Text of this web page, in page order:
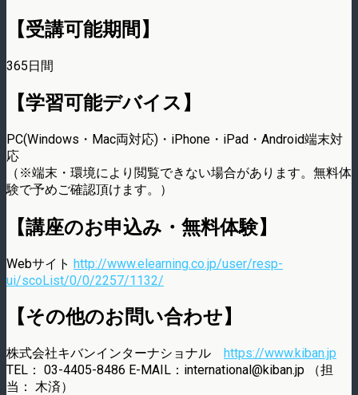
【受講可能期間】
365日間
【学習可能デバイス】
PC(Windows・Mac両対応)・iPhone・iPad・Android端末対
応
（※端末・環境により閲覧できない場合があります。無料体
験で予めご確認頂けます。）
【講座のお申込み・無料体験】
Webサイト http://www.elearning.co.jp/user/resp-
ui/scoList/0/0/2257/1132/
【その他のお問い合わせ】
株式会社キバンインターナショナル https://www.kiban.jp
TEL： 03-4405-8486 E-MAIL：international@kiban.jp （担
当： 木済）